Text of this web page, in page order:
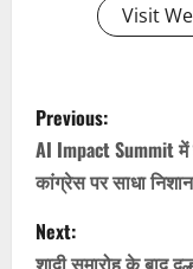
Visit
P
o
s
t
Previous:
AI Impact Summit में
कांग्रेस पर साधा
Next:
शादी समारोह के बाद